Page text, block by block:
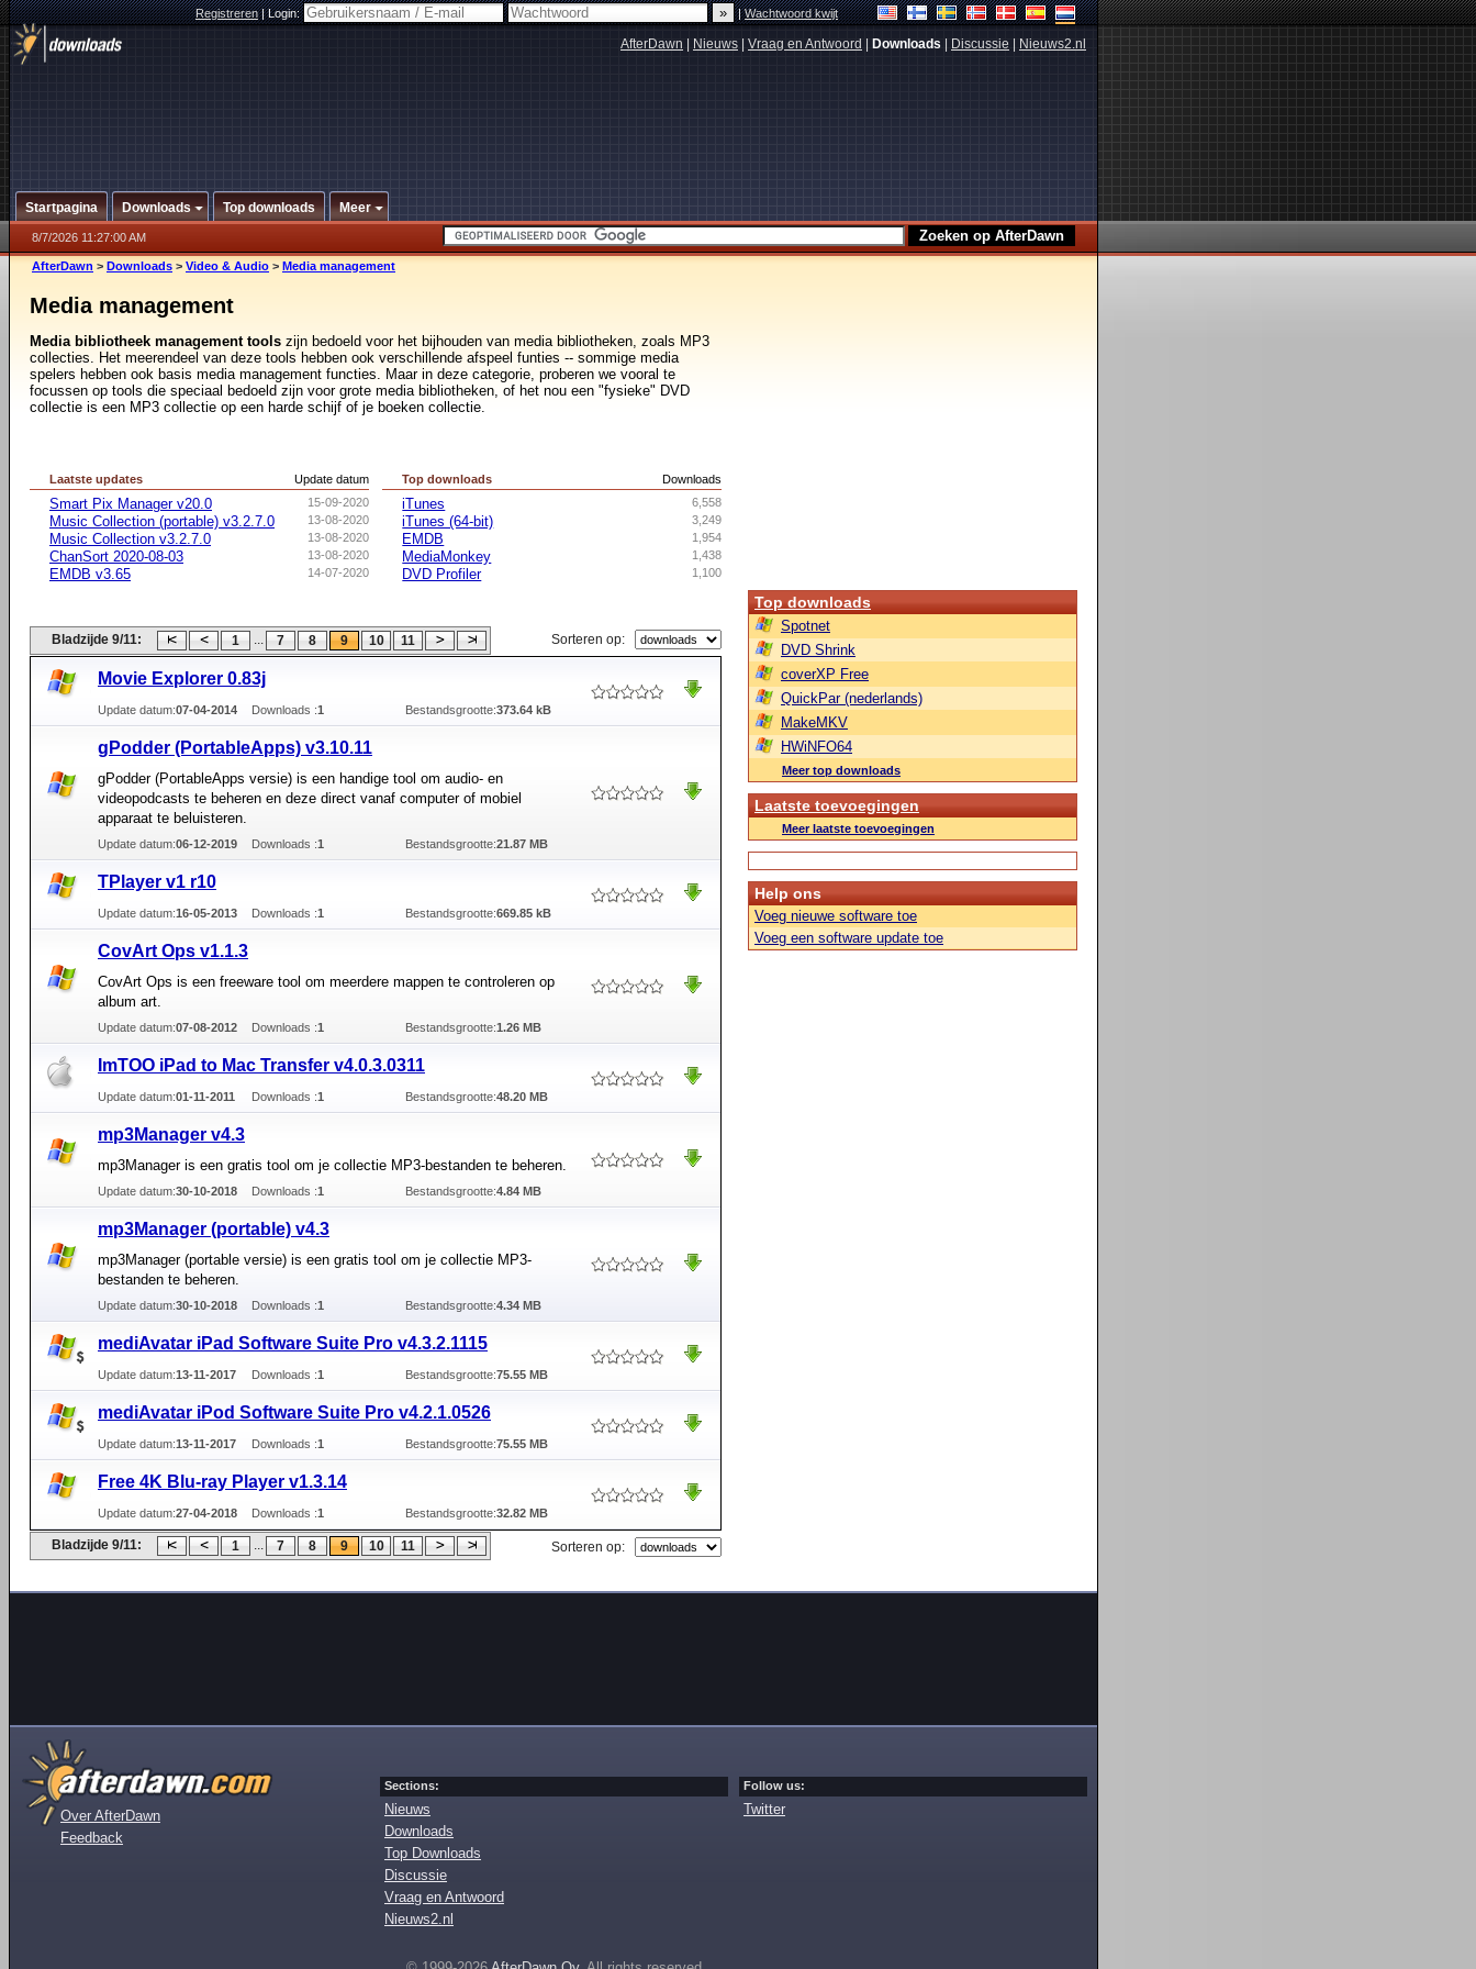
Registreren|Login: |Wachtwoord kwijt
AfterDawn Nieuws Vraag en Antwoord Downloads Discussie Nieuws2.nl
Startpagina Downloads Top downloads Meer
8/7/2026 11:27:00 AM
AfterDawn > Downloads > Video & Audio > Media management
Media management
Media bibliotheek management tools zijn bedoeld voor het bijhouden van media bibliotheken, zoals MP3
collecties. Het meerendeel van deze tools hebben ook verschillende afspeel funties -- sommige media
spelers hebben ook basis media management functies. Maar in deze categorie, proberen we vooral te
focussen op tools die speciaal bedoeld zijn voor grote media bibliotheken, of het nou een "fysieke" DVD
collectie is een MP3 collectie op een harde schijf of je boeken collectie.
Update datum
Laatste updates
15-09-2020
Smart Pix Manager v20.0
13-08-2020
Music Collection (portable) v3.2.7.0
13-08-2020
Music Collection v3.2.7.0
13-08-2020
ChanSort 2020-08-03
14-07-2020
EMDB v3.65
Downloads
Top downloads
6,558
iTunes
3,249
iTunes (64-bit)
1,954
EMDB
1,438
MediaMonkey
1,100
DVD Profiler
Bladzijde 9/11: 1 ... 7 8 9 10 11 Sorteren op:
Movie Explorer 0.83j
Update datum:07-04-2014 Downloads :1 Bestandsgrootte:373.64 kB
gPodder (PortableApps) v3.10.11
gPodder (PortableApps versie) is een handige tool om audio- en
videopodcasts te beheren en deze direct vanaf computer of mobiel
apparaat te beluisteren.
Update datum:06-12-2019 Downloads :1 Bestandsgrootte:21.87 MB
TPlayer v1 r10
Update datum:16-05-2013 Downloads :1 Bestandsgrootte:669.85 kB
CovArt Ops v1.1.3
CovArt Ops is een freeware tool om meerdere mappen te controleren op
album art.
Update datum:07-08-2012 Downloads :1 Bestandsgrootte:1.26 MB
ImTOO iPad to Mac Transfer v4.0.3.0311
Update datum:01-11-2011 Downloads :1 Bestandsgrootte:48.20 MB
mp3Manager v4.3
mp3Manager is een gratis tool om je collectie MP3-bestanden te beheren.
Update datum:30-10-2018 Downloads :1 Bestandsgrootte:4.84 MB
mp3Manager (portable) v4.3
mp3Manager (portable versie) is een gratis tool om je collectie MP3-
bestanden te beheren.
Update datum:30-10-2018 Downloads :1 Bestandsgrootte:4.34 MB
mediAvatar iPad Software Suite Pro v4.3.2.1115
Update datum:13-11-2017 Downloads :1 Bestandsgrootte:75.55 MB
mediAvatar iPod Software Suite Pro v4.2.1.0526
Update datum:13-11-2017 Downloads :1 Bestandsgrootte:75.55 MB
Free 4K Blu-ray Player v1.3.14
Update datum:27-04-2018 Downloads :1 Bestandsgrootte:32.82 MB
Bladzijde 9/11: 1 ... 7 8 9 10 11 Sorteren op:
Top downloads
Spotnet
DVD Shrink
coverXP Free
QuickPar (nederlands)
MakeMKV
HWiNFO64
Meer top downloads
Laatste toevoegingen
Meer laatste toevoegingen
Help ons
Voeg nieuwe software toe
Voeg een software update toe
Over AfterDawn
Feedback
Sections:
Nieuws
Downloads
Top Downloads
Discussie
Vraag en Antwoord
Nieuws2.nl
Follow us:
Twitter